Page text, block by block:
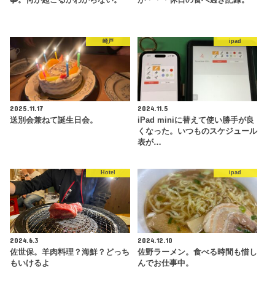
崎戸
2025.11.17
送別会兼ねて誕生日会。
ipad
2024.11.5
iPad miniに替えて使い勝手が良
くなった。いつものスケジュール
表が…
Hotel
2024.6.3
佐世保。羊肉料理？海鮮？どっち
もいけるよ
ipad
2024.12.10
佐野ラーメン。食べる時間も惜し
んでお仕事中。